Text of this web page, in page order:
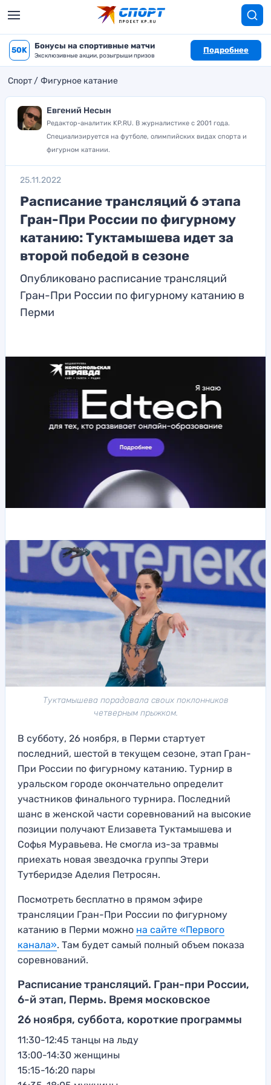
50K Бонусы на спортивные матчи
Эксклюзивные акции, розыгрыши призов
Подробнее
Спорт Фигурное катание
Евгений Несын
Редактор-аналитик KP.RU. В журналистике с 2001 года.
Специализируется на футболе, олимпийских видах спорта и
фигурном катании.
25.11.2022
Расписание трансляций 6 этапа
Гран-При России по фигурному
катанию: Туктамышева идет за
второй победой в сезоне
Опубликовано расписание трансляций
Гран-При России по фигурному катанию в
Перми
Туктамышева порадовала своих поклонников
четверным прыжком.
В субботу, 26 ноября, в Перми стартует
последний, шестой в текущем сезоне, этап Гран-
При России по фигурному катанию. Турнир в
уральском городе окончательно определит
участников финального турнира. Последний
шанс в женской части соревнований на высокие
позиции получают Елизавета Туктамышева и
Софья Муравьева. Не смогла из-за травмы
приехать новая звездочка группы Этери
Тутберидзе Аделия Петросян.
Посмотреть бесплатно в прямом эфире
трансляции Гран-При России по фигурному
катанию в Перми можно на сайте «Первого
канала». Там будет самый полный объем показа
соревнований.
Расписание трансляций. Гран-при России,
6-й этап, Пермь. Время московское
26 ноября, суббота, короткие программы
11:30-12:45 танцы на льду
13:00-14:30 женщины
15:15-16:20 пары